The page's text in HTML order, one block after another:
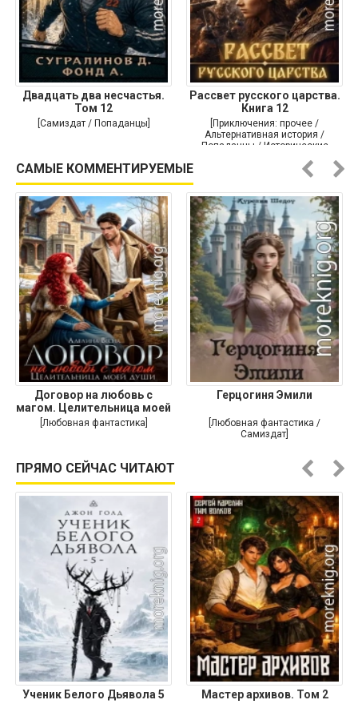
Двадцать два несчастья.
Том 12
[Самиздат / Попаданцы]
Рассвет русского царства.
Книга 12
[Приключения: прочее /
Альтернативная история /
Попаданцы / Исторические
САМЫЕ КОММЕНТИРУЕМЫЕ
Договор на любовь с
магом. Целительница моей
души
[Любовная фантастика]
Герцогиня Эмили
[Любовная фантастика /
Самиздат]
ПРЯМО СЕЙЧАС ЧИТАЮТ
Ученик Белого Дьявола 5 Мастер архивов. Том 2